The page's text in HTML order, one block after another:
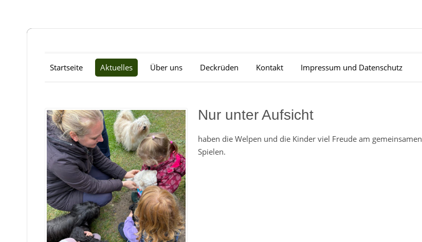
Startseite Aktuelles Über uns Deckrüden Kontakt Impressum und Datenschutz
Nur unter Aufsicht
haben die Welpen und die Kinder viel Freude am gemeinsamen
Spielen.